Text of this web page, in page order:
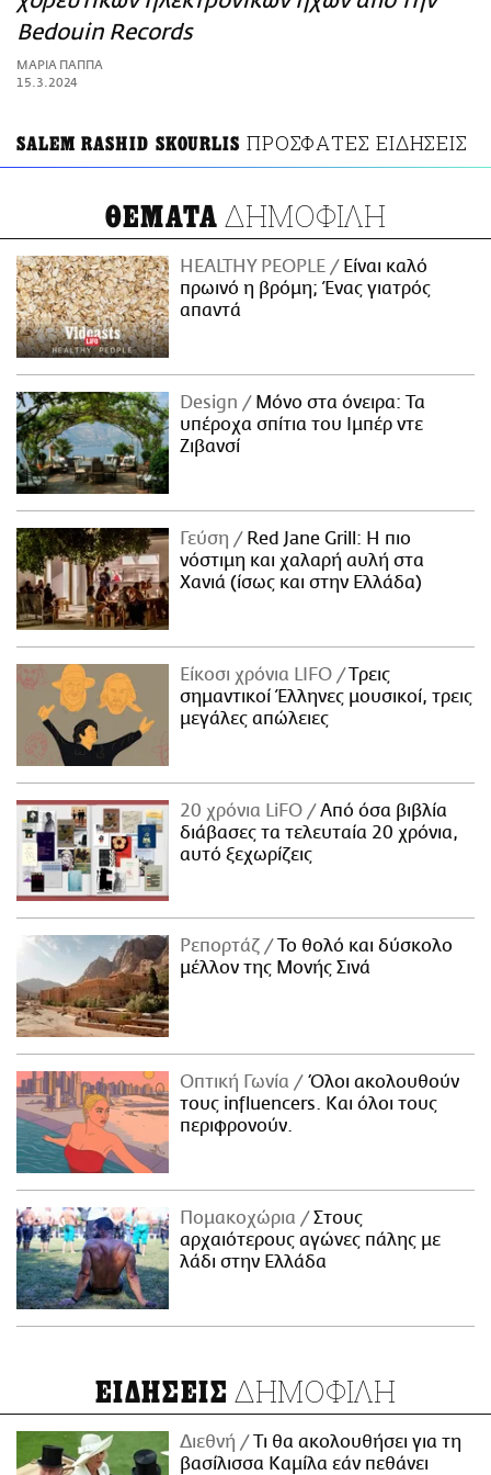
ΑΜΠΑ
PRINT
Bedouin Records
ΜΑΡΙΑ ΠΑΠΠΑ
15.3.2024
SALEM RASHID SKOURLIS ΠΡΟΣΦΑΤΕΣ ΕΙΔΗΣΕΙΣ
ΘΕΜΑΤΑ ΔΗΜΟΦΙΛΗ
HEALTHY PEOPLE
Είναι καλό
πρωινό η βρόμη; Ένας γιατρός
απαντά
Design
Μόνο στα όνειρα: Τα
υπέροχα σπίτια του Ιμπέρ ντε
Ζιβανσί
Γεύση
Red Jane Grill: Η πιο
νόστιμη και χαλαρή αυλή στα
Χανιά (ίσως και στην Ελλάδα)
Είκοσι χρόνια LIFO
Tρεις
σημαντικοί Έλληνες μουσικοί, τρεις
μεγάλες απώλειες
20 χρόνια LiFO
Από όσα βιβλία
διάβασες τα τελευταία 20 χρόνια,
αυτό ξεχωρίζεις
Ρεπορτάζ
Το θολό και δύσκολο
μέλλον της Μονής Σινά
Οπτική Γωνία
Όλοι ακολουθούν
τους influencers. Και όλοι τους
περιφρονούν.
Πομακοχώρια
Στους
αρχαιότερους αγώνες πάλης με
λάδι στην Ελλάδα
ΕΙΔΗΣΕΙΣ ΔΗΜΟΦΙΛΗ
Διεθνή
Τι θα ακολουθήσει για τη
βασίλισσα Καμίλα εάν πεθάνει